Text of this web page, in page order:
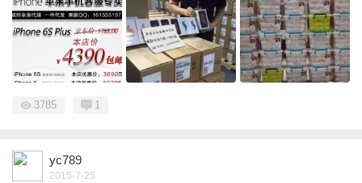
3785 1
yc789
2015-7-25